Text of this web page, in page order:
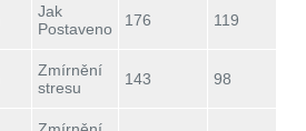
Jak
Postaveno
176 119
Zmírnění
stresu
143 98